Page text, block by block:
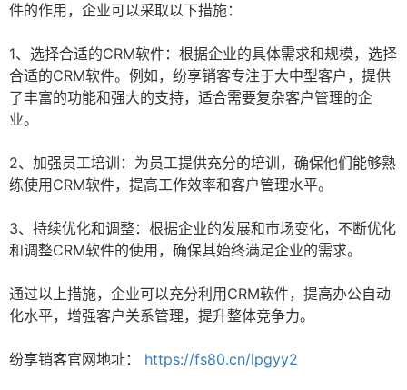
件的作用，企业可以采取以下措施：
1、选择合适的CRM软件：根据企业的具体需求和规模，选择
合适的CRM软件。例如，纷享销客专注于大中型客户，提供
了丰富的功能和强大的支持，适合需要复杂客户管理的企
业。
2、加强员工培训：为员工提供充分的培训，确保他们能够熟
练使用CRM软件，提高工作效率和客户管理水平。
3、持续优化和调整：根据企业的发展和市场变化，不断优化
和调整CRM软件的使用，确保其始终满足企业的需求。
通过以上措施，企业可以充分利用CRM软件，提高办公自动
化水平，增强客户关系管理，提升整体竞争力。
纷享销客官网地址： https://fs80.cn/lpgyy2